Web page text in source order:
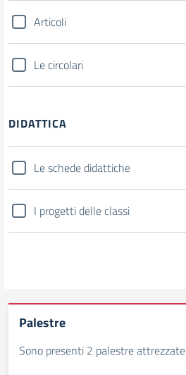
Articoli
Le circolari
DIDATTICA
Le schede didattiche
I progetti delle classi
Palestre
Sono presenti 2 palestre attrezzate